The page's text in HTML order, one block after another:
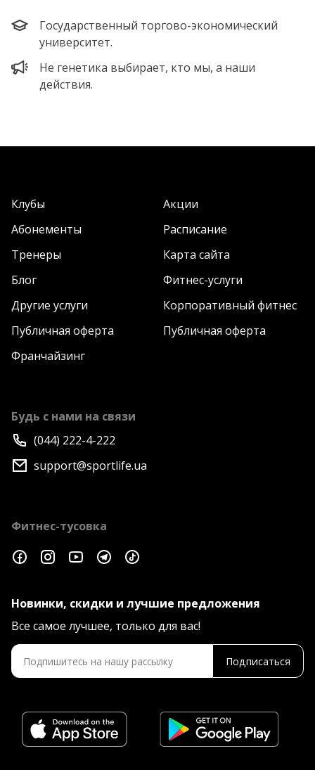
Государственный торгово-экономический
университет.
Не генетика выбирает, кто мы, а наши
действия.
Клубы
Акции
Абонементы
Расписание
Тренеры
Карта сайта
Блог
Фитнес-услуги
Другие услуги
Корпоративный фитнес
Публичная оферта
Публичная оферта
Франчайзинг
Будь с нами на связи
(044) 222-4-222
support@sportlife.ua
Фитнес-тусовка
Новинки, скидки и лучшие предложения
Все самое лучшее, только для вас!
Подписаться